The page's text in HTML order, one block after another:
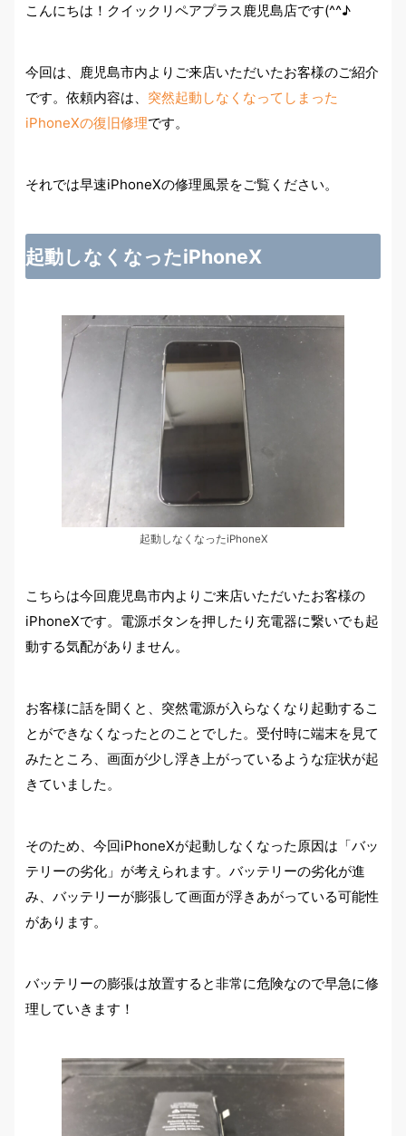
こんにちは！クイックリペアプラス鹿児島店です(^^♪
今回は、鹿児島市内よりご来店いただいたお客様のご紹介
です。依頼内容は、 突然起動しなくなってしまった
iPhoneXの復旧修理です。
それでは早速iPhoneXの修理風景をご覧ください。
起動しなくなったiPhoneX
起動しなくなったiPhoneX
こちらは今回鹿児島市内よりご来店いただいたお客様の
iPhoneXです。電源ボタンを押したり充電器に繋いでも起
動する気配がありません。
お客様に話を聞くと、突然電源が入らなくなり起動するこ
とができなくなったとのことでした。受付時に端末を見て
みたところ、画面が少し浮き上がっているような症状が起
きていました。
そのため、今回iPhoneXが起動しなくなった原因は「バッ
テリーの劣化」が考えられます。バッテリーの劣化が進
み、バッテリーが膨張して画面が浮きあがっている可能性
があります。
バッテリーの膨張は放置すると非常に危険なので早急に修
理していきます！